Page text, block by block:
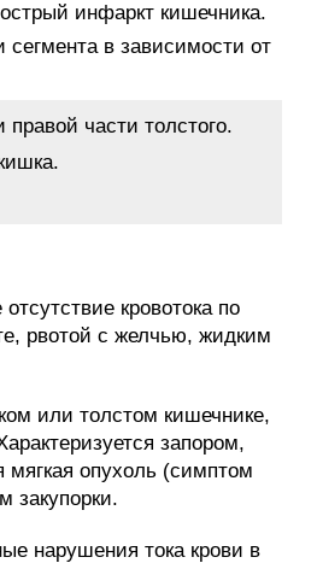
инфаркт кишечника.
в зависимости от
части толстого.
кровотока по
рвотой с желчью, жидким
или толстом кишечнике,
запором,
опухоль (симптом
закупорки.
нарушения тока крови в